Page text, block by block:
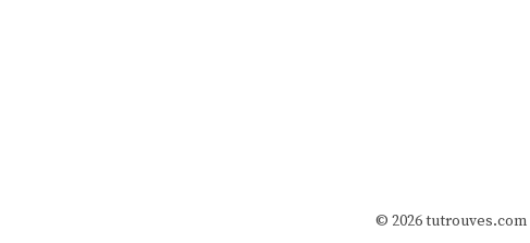
© 2026 tutrouves.com